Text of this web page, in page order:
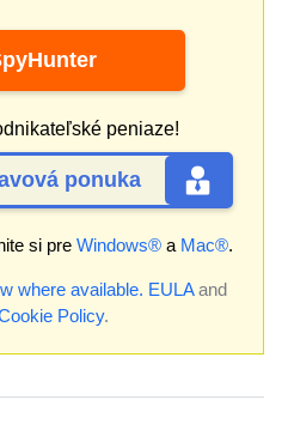
peniaze!
ponuka
si pre Windows®a Mac®.
where available. EULAand
Policy.